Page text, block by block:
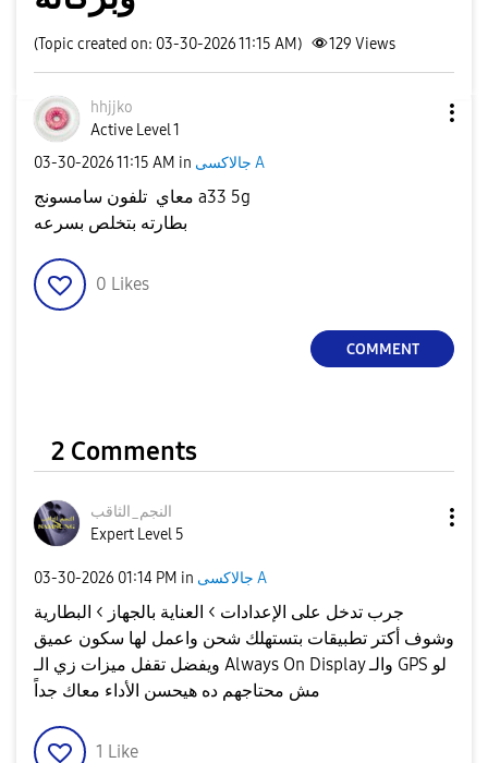
(Topic created on: 03-30-2026 11:15 AM) 129 Views
hhjjko
Active Level 1
‎03-30-202611:15 AM in جالاكسى A
معاي تلفون سامسونج a33 5g
بطارته بتخلص بسرعه
0 Likes
COMMENT
2 Comments
النجم_الثاقب
Expert Level 5
‎03-30-2026 01:14 PM in جالاكسى A
جرب تدخل على الإعدادات > العناية بالجهاز > البطارية
وشوف أكتر تطبيقات بتستهلك شحن واعمل لها سكون عميق
ويفضل تقفل ميزات زي الـ Always On Display والـ GPS لو
مش محتاجهم ده هيحسن الأداء معاك جداً
1 Like